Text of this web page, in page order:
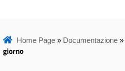
Home Page» Documentazione»
giorno